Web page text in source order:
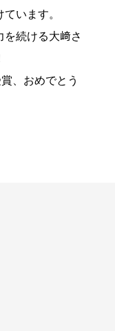
います。
続ける大﨑さ
、おめでとう